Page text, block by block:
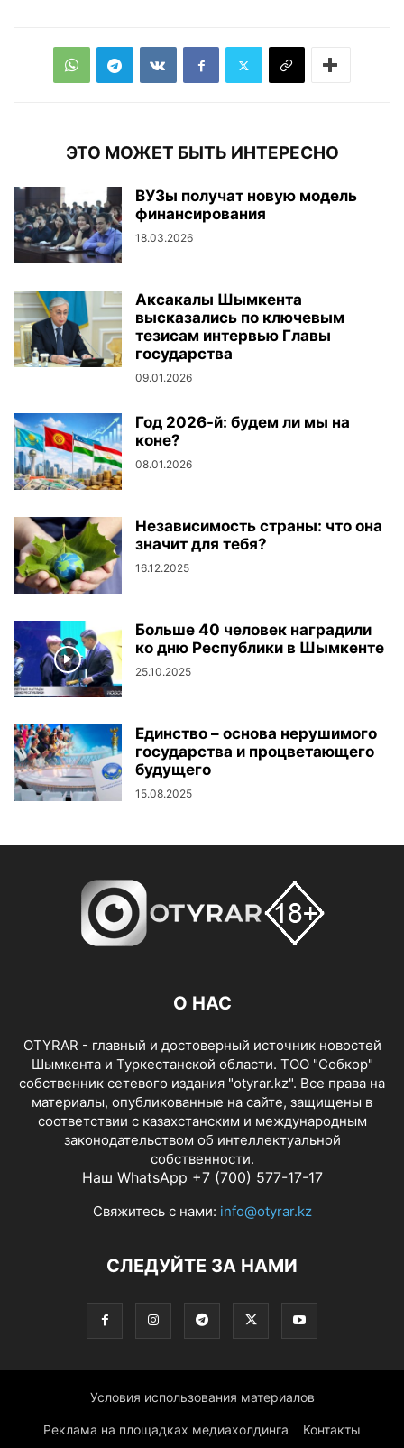
ЭТО МОЖЕТ БЫТЬ ИНТЕРЕСНО
ВУЗы получат новую модель
финансирования
18.03.2026
Аксакалы Шымкента
высказались по ключевым
тезисам интервью Главы
государства
09.01.2026
Год 2026-й: будем ли мы на
коне?
08.01.2026
Независимость страны: что она
значит для тебя?
16.12.2025
Больше 40 человек наградили
ко дню Республики в Шымкенте
25.10.2025
Единство – основа нерушимого
государства и процветающего
будущего
15.08.2025
О НАС
OTYRAR - главный и достоверный источник новостей
Шымкента и Туркестанской области. ТОО "Собкор"
собственник сетевого издания "otyrar.kz". Все права на
материалы, опубликованные на сайте, защищены в
соответствии с казахстанским и международным
законодательством об интеллектуальной
собственности.
Наш WhatsApp +7 (700) 577-17-17
Свяжитесь с нами: info@otyrar.kz
СЛЕДУЙТЕ ЗА НАМИ
Условия использования материалов
Реклама на площадках медиахолдинга Контакты